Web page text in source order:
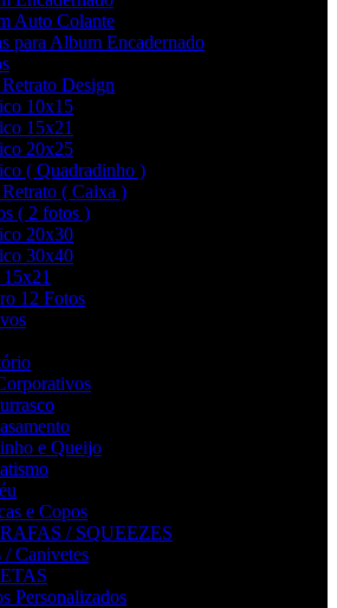
Auto Colante
para Album Encadernado
Design
10x15
15x21
20x25
( Quadradinho )
( Caixa )
( 2 fotos )
20x30
30x40
12 Fotos
e Queijo
e Copos
/ SQUEEZES
/ Canivetes
Personalizados